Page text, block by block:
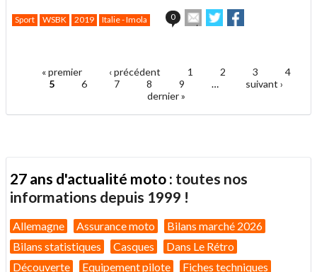
Sport WSBK 2019 Italie - Imola 0
Envoyer
cet
ami
Partager
sur sur
Pages« premier ‹ précédent 1 2 3
4
5
6 7 8 9 …
suivant ›
dernier »
27 ans d'actualité moto : toutes nos
informations depuis 1999 !
Allemagne Assurance moto
Bilans marché 2026
Bilans statistiques
Casques
Dans Le Rétro
Découverte
Equipement pilote Fiches techniques